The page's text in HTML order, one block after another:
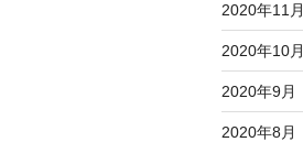
2020年11月
2020年10月
2020年9月
2020年8月